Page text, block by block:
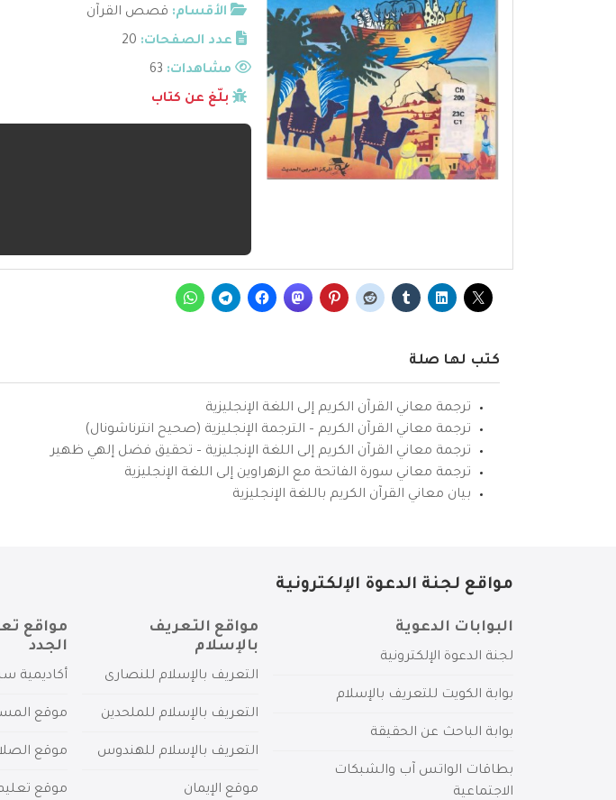
الأقسام: قصص القرآن
عدد الصفحات: 20
مشاهدات:
بلّغ عن كتاب
كتب لها صلة
ترجمة معاني القرآن الكريم إلى اللغة الإنجليزية
ترجمة معاني القرآن الكريم – الترجمة الإنجليزية (صحيح انترناشونال)
ترجمة معاني القرآن الكريم إلى اللغة الإنجليزية – تحقيق فضل إلهي ظهير
ترجمة معاني سورة الفاتحة مع الزهراوين إلى اللغة الإنجليزية
بيان معاني القرآن الكريم باللغة الإنجليزية
مواقع لجنة الدعوة الإلكترونية
البوابات الدعوية
لجنة الدعوة الإلكترونية
بوابة الكويت للتعريف بالإسلام
بوابة الباحث عن الحقيقة
بطاقات الواتس آب والشبكات
الاجتماعية
مواقع التعريف
بالإسلام
التعريف بالإسلام للنصارى
التعريف بالإسلام للملحدين
التعريف بالإسلام للهندوس
موقع الإيمان
مواقع
الجدد
أكاديمية
موقع
موقع
موقع